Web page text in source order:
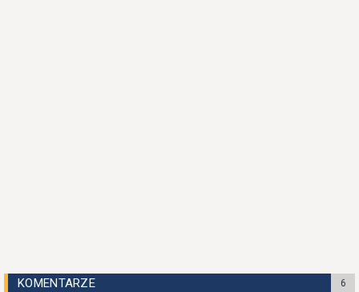
KOMENTARZE 6